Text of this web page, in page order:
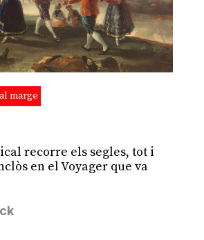
marge
recorre els segles, tot i
en el Voyager que va